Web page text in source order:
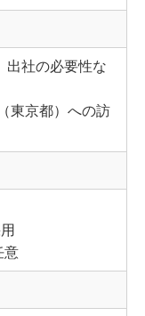
出社の必要性な
東京都）への訪
意